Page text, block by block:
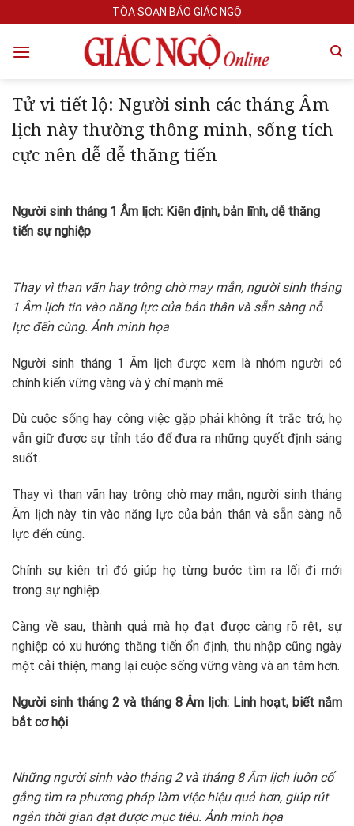
to
content
TÒA SOẠN BÁO GIÁC NGỘ
Tử vi tiết lộ: Người sinh các tháng Âm
lịch này thường thông minh, sống tích
cực nên dễ dễ thăng tiến
Người sinh tháng 1 Âm lịch: Kiên định, bản lĩnh, dễ thăng
tiến sự nghiệp
Thay vì than vãn hay trông chờ may mắn, người sinh tháng
1 Âm lịch tin vào năng lực của bản thân và sẵn sàng nỗ
lực đến cùng. Ảnh minh họa
Người sinh tháng 1 Âm lịch được xem là nhóm người có
chính kiến vững vàng và ý chí mạnh mẽ.
Dù cuộc sống hay công việc gặp phải không ít trắc trở, họ
vẫn giữ được sự tỉnh táo để đưa ra những quyết định sáng
suốt.
Thay vì than vãn hay trông chờ may mắn, người sinh tháng
Âm lịch này tin vào năng lực của bản thân và sẵn sàng nỗ
lực đến cùng.
Chính sự kiên trì đó giúp họ từng bước tìm ra lối đi mới
trong sự nghiệp.
Càng về sau, thành quả mà họ đạt được càng rõ rệt, sự
nghiệp có xu hướng thăng tiến ổn định, thu nhập cũng ngày
một cải thiện, mang lại cuộc sống vững vàng và an tâm hơn.
Người sinh tháng 2 và tháng 8 Âm lịch: Linh hoạt, biết nắm
bắt cơ hội
Những người sinh vào tháng 2 và tháng 8 Âm lịch luôn cố
gắng tìm ra phương pháp làm việc hiệu quả hơn, giúp rút
ngắn thời gian đạt được mục tiêu. Ảnh minh họa